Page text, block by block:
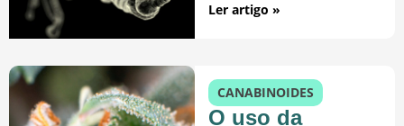
Ler artigo »
CANABINOIDES
O uso da